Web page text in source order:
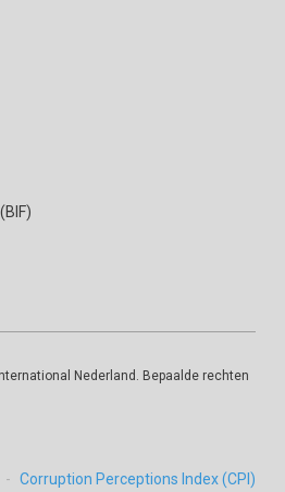
Nederland. Bepaalde rechten
Corruption Perceptions Index (CPI)